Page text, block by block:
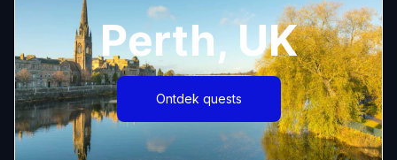
Perth, UK
Ontdek quests